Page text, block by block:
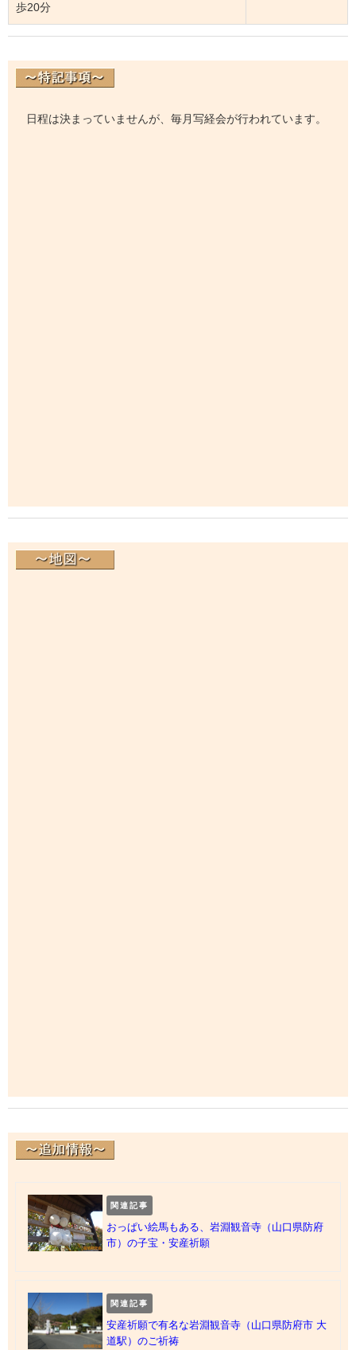
歩20分
日程は決まっていませんが、毎月写経会が行われています。
関連記事
おっぱい絵馬もある、岩淵観音寺（山口県防府
市）の子宝・安産祈願
関連記事
安産祈願で有名な岩淵観音寺（山口県防府市 大
道駅）のご祈祷